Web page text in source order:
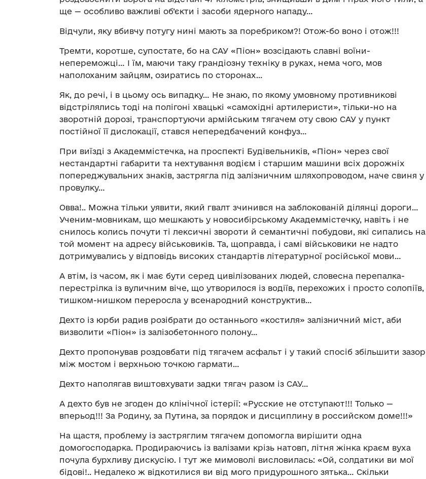
ще — особливо важливі об’єкти і засоби ядерного нападу…
Відчули, яку вбивчу потугу нині мають за поребриком?! Отож-бо воно і отож!!!
Тремти, коротше, супостате, бо на САУ «Піон» возсідають славні воїни-
непереможці… І їм, маючи таку грандіозну техніку в руках, нема чого, мов
наполоханим зайцям, озиратись по сторонах…
Як, до речі, і в цьому ось випадку… Не знаю, по якому умовному противникові
відстрілялись тоді на полігоні хвацькі «самохідні артилеристи», тільки-но на
зворотній дорозі, транспортуючи армійським тягачем оту свою САУ у пункт
постійної її дислокації, стався непередбачений конфуз…
При виїзді з Академмістечка, на проспекті Будівельників, «Піон» через свої
нестандартні габарити та нехтування водієм і старшим машини всіх дорожніх
попереджувальних знаків, застрягла під залізничним шляхопроводом, наче свиня у
провулку…
Овва!.. Можна тільки уявити, який гвалт зчинився на заблокованій ділянці дороги…
Ученим-мовникам, що мешкають у новосибірському Академмістечку, навіть і не
снилось колись почути ті лексичні звороти й семантичні побудови, які сипались на
той момент на адресу військовиків. Та, щоправда, і самі військовики не надто
дотримувались у відповідь високих стандартів літературної російської мови…
А втім, із часом, як і має бути серед цивілізованих людей, словесна перепалка-
перестрілка із вуличним віче, що утворилося із водіїв, перехожих і просто солопіїв,
тишком-нишком переросла у всенародний конструктив…
Дехто із юрби радив розібрати до останнього «костиля» залізничний міст, аби
визволити «Піон» із залізобетонного полону…
Дехто пропонував роздовбати під тягачем асфальт і у такий спосіб збільшити зазор
між мостом і верхньою точкою гармати…
Дехто наполягав виштовхувати задки тягач разом із САУ…
А дехто був не згоден до клінічної істерії: «Русские не отступают!!! Только —
вперьод!!! За Родину, за Путина, за порядок и дисциплину в российском доме!!!»
На щастя, проблему із застряглим тягачем допомогла вирішити одна
домогосподарка. Продираючись із валізами крізь натовп, літня жінка краєм вуха
почула бурхливу дискусію. І тут же мимоволі висловилась: «Ой, солдатики ви мої
бідові!.. Недалеко ж відкотилися ви від мого придурошного зятька… Скільки